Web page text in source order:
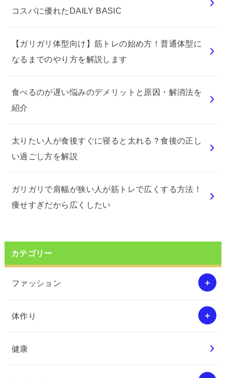
コスパに優れたDAILY BASIC
【ガリガリ体型向け】筋トレの始め方！普通体型に
なるまでのやり方を解説します
食べるのが遅い悩みのデメリットと原因・解消法を
紹介
太りたい人が食後すぐに寝ると太れる？食後の正し
い過ごし方を解説
ガリガリで肩幅が狭い人が筋トレで広くする方法！
痩せすぎだから広くしたい
カテゴリー
ファッション
体作り
健康